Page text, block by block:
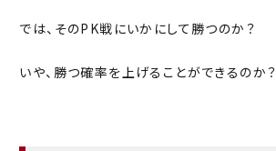
では、そのPK戦にいかにして勝つのか？
いや、勝つ確率を上げることができるのか？